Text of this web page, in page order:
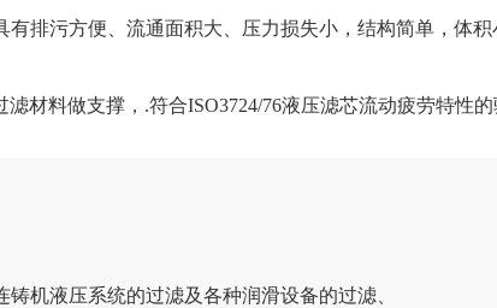
排污方便、流通面积大、压力损失小，结构简单，体积
材料做支撑，.符合ISO3724/76液压滤芯流动疲劳特性的
机液压系统的过滤及各种润滑设备的过滤、